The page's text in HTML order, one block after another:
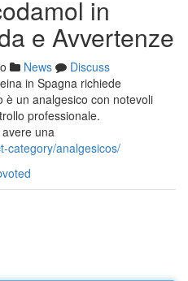
in
e Avvertenze
News
Discuss
in Spagna richiede
è un analgesico con notevoli
professionale.
una
category/analgesicos/